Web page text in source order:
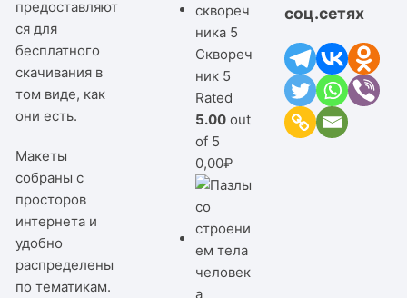
предоставляют
ся для
бесплатного
скачивания в
том виде, как
они есть.
Макеты
собраны с
просторов
интернета и
удобно
распределены
по тематикам.
Сквореч
ник 5
Rated
5.00 out
of 5
0,00₽
соц.сетях